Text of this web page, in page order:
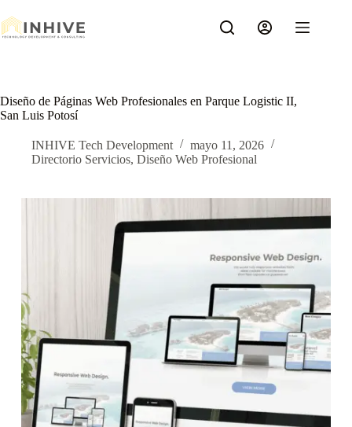
al
contenido
Diseño de Páginas Web Profesionales en Parque Logistic II,
San Luis Potosí
INHIVE Tech Development
mayo 11, 2026
Directorio Servicios, Diseño Web Profesional